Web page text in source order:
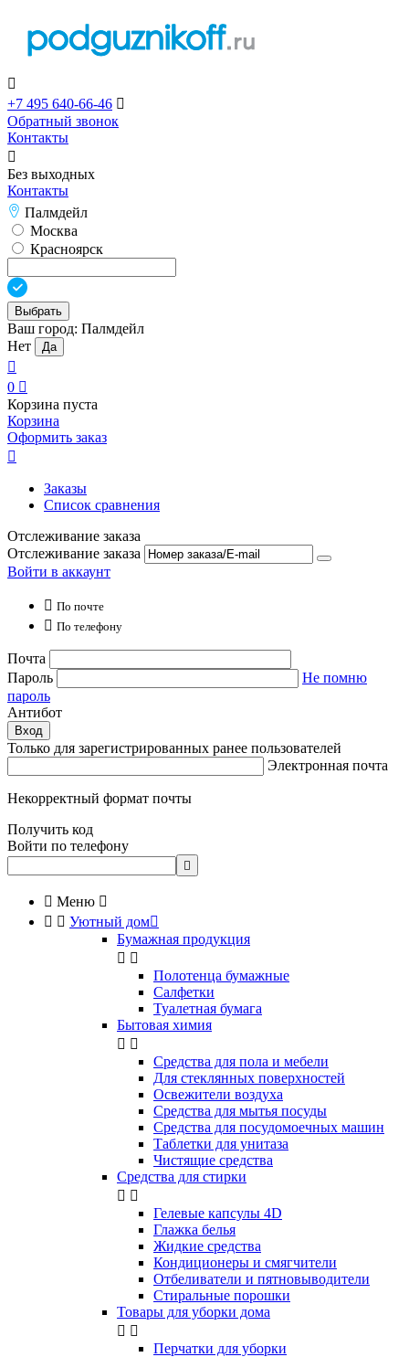

+7 495 640-66-46 
Обратный звонок
Контакты

Без выходных
Контакты
Палмдейл
Москва
Красноярск
Выбрать
Ваш город: Палмдейл
Нет
Да

0 
Корзина пуста
Корзина
Оформить заказ

Заказы
Список сравнения
Отслеживание заказа
Отслеживание заказа
Войти в аккаунт
 По почте
 По телефону
Почта
Пароль
Не помню
пароль
Антибот
Вход
Только для зарегистрированных ранее пользователей
Электронная почта
Некорректный формат почты
Получить код
Войти по телефону

 Меню 
  Уютный дом
Бумажная продукция
 
Полотенца бумажные
Салфетки
Туалетная бумага
Бытовая химия
 
Cредства для пола и мебели
Для стеклянных поверхностей
Освежители воздуха
Средства для мытья посуды
Средства для посудомоечных машин
Таблетки для унитаза
Чистящие средства
Средства для стирки
 
Гелевые капсулы 4D
Глажка белья
Жидкие средства
Кондиционеры и смягчители
Отбеливатели и пятновыводители
Стиральные порошки
Товары для уборки дома
 
Перчатки для уборки